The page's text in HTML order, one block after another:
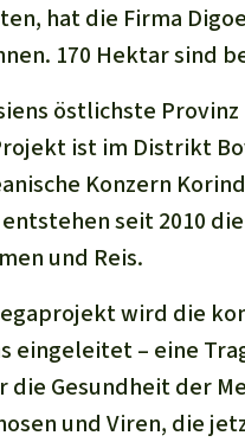
hat die Firma
170 Hektar sind
östlichste
ist im Distrikt
Konzern
seit 2010 die
und Reis.
wird die
eingeleitet – eine
die Gesundheit der
und Viren, die